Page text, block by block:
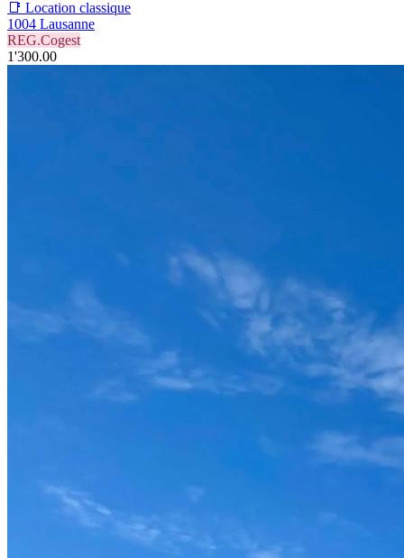
📑 Location classique
1004 Lausanne
REG.Cogest
1'300.00